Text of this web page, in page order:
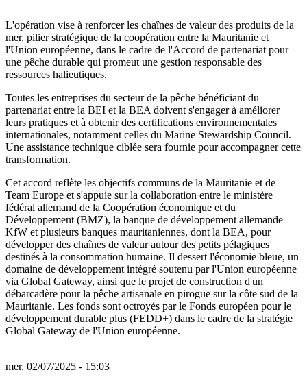
L'opération vise à renforcer les chaînes de valeur des produits de la
mer, pilier stratégique de la coopération entre la Mauritanie et
l'Union européenne, dans le cadre de l'Accord de partenariat pour
une pêche durable qui promeut une gestion responsable des
ressources halieutiques.
Toutes les entreprises du secteur de la pêche bénéficiant du
partenariat entre la BEI et la BEA doivent s'engager à améliorer
leurs pratiques et à obtenir des certifications environnementales
internationales, notamment celles du Marine Stewardship Council.
Une assistance technique ciblée sera fournie pour accompagner cette
transformation.
Cet accord reflète les objectifs communs de la Mauritanie et de
Team Europe et s'appuie sur la collaboration entre le ministère
fédéral allemand de la Coopération économique et du
Développement (BMZ), la banque de développement allemande
KfW et plusieurs banques mauritaniennes, dont la BEA, pour
développer des chaînes de valeur autour des petits pélagiques
destinés à la consommation humaine. Il dessert l'économie bleue, un
domaine de développement intégré soutenu par l'Union européenne
via Global Gateway, ainsi que le projet de construction d'un
débarcadère pour la pêche artisanale en pirogue sur la côte sud de la
Mauritanie. Les fonds sont octroyés par le Fonds européen pour le
développement durable plus (FEDD+) dans le cadre de la stratégie
Global Gateway de l'Union européenne.
mer, 02/07/2025 - 15:03